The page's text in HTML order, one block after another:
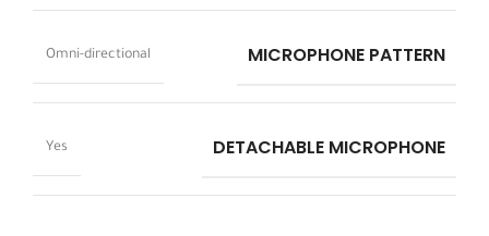
MICROPHONE PATTERN
Omni-directional
DETACHABLE MICROPHONE
Yes